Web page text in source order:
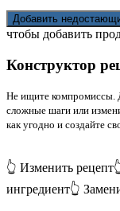
Добавить
чтобы добавить
Конструктор
Не ищите компромиссы.
сложные шаги или
как угодно и создайте
👆 Изменить рецепт
ингредиент👆